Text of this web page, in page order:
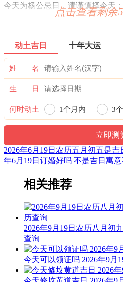
今天为杨公忌日，请谨慎择今天；
2026年6月19日时辰吉凶
0时-1时 甲子时：沖马 煞南 时沖
宜：祈福 订婚 嫁娶 开业 安葬
忌：造船 乘船
1时-3时 乙丑时： 沖羊 煞东 时沖
宜：祈福 求嗣 出行 求财 嫁娶 安
忌：
宜：祭祀 祈福 酬神 订婚 嫁娶 出
忌：上樑 盖屋 入殓
5时-7时 丁卯时： 沖鸡 煞西 时
宜：求嗣 嫁娶 移徙 入宅 开业 交
忌：赴任 出行
点击查看剩余
动土吉日 十年大运
姓 名
生 日
何时动土 1个月内 3
2026年6月19日农历五月初五是
年6月19日订婚好吗 不是吉日寓
相关推荐
2026年9月19日农历八月初
查询
今天可以领证吗 2026年9月